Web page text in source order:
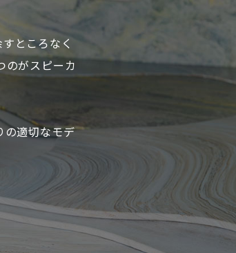
ところなく
のがスピーカ
の適切なモデ